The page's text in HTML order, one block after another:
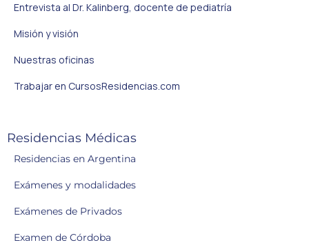
Entrevista al Dr. Kalinberg, docente de pediatría
Misión y visión
Nuestras oficinas
Trabajar en CursosResidencias.com
Residencias Médicas
Residencias en Argentina
Exámenes y modalidades
Exámenes de Privados
Examen de Córdoba